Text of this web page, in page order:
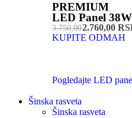
PREMIUM
LED Panel
3.750,002.760,00
KUPITE ODMAH
Pogledajte LED
Šinska rasveta
Šinska rasveta